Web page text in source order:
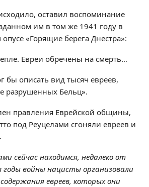
оставил воспоминание
им в том же 1941 году в
опусе «Горящие берега Днестра»:
Евреи обречены на смерть…
бы описать вид тысяч евреев,
разрушенных Бельц».
правления Еврейской общины,
под Реуцелами сгоняли евреев и
сейчас находимся, недалеко от
годы войны нацисты организовали
евреев, которых они